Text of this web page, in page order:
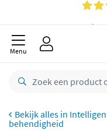
Menu
behendigheid